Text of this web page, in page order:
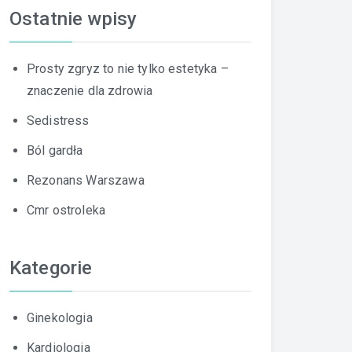
Ostatnie wpisy
Prosty zgryz to nie tylko estetyka –
znaczenie dla zdrowia
Sedistress
Ból gardła
Rezonans Warszawa
Cmr ostroleka
Kategorie
Ginekologia
Kardiologia